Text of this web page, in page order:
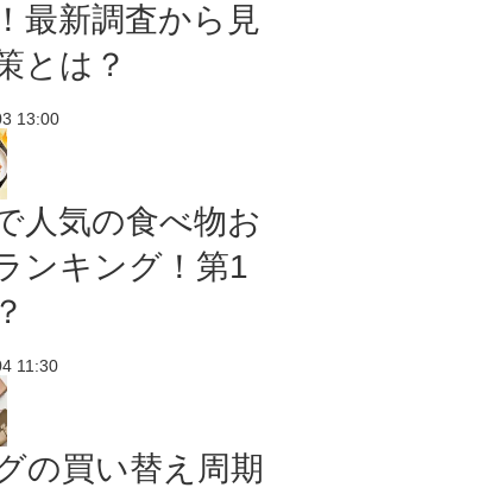
最新調査から見
とは？
13:00
人気の食べ物お
ンキング！第1
11:30
の買い替え周期